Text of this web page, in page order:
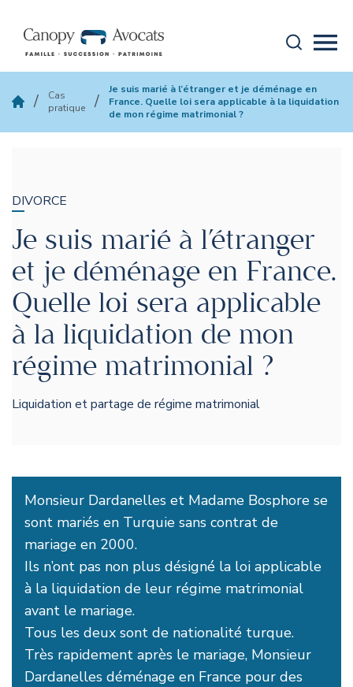
/
Cas
pratique
/
Je suis marié à l’étranger et je déménage en
France. Quelle loi sera applicable à la liquidation
de mon régime matrimonial ?
DIVORCE
Je suis marié à l’étranger
et je déménage en France.
Quelle loi sera applicable
à la liquidation de mon
régime matrimonial ?
Liquidation et partage de régime matrimonial
Monsieur Dardanelles et Madame Bosphore se
sont mariés en Turquie sans contrat de
mariage en 2000.
Ils n’ont pas non plus désigné la loi applicable
à la liquidation de leur régime matrimonial
avant le mariage.
Tous les deux sont de nationalité turque.
Très rapidement après le mariage, Monsieur
Dardanelles déménage en France pour des